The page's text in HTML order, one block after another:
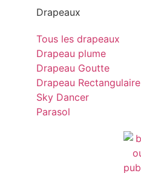
Drapeaux
Tous les drapeaux
Drapeau plume
Drapeau Goutte
Drapeau Rectangulaire
Sky Dancer
Parasol